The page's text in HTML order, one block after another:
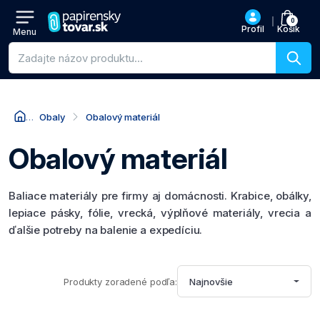
Menu Profil
0
Košík
Vyhľadávanie produktov
Obaly Obalový materiál
Obalový materiál
Baliace materiály pre firmy aj domácnosti. Krabice, obálky,
lepiace pásky, fólie, vrecká, výplňové materiály, vrecia a
ďalšie potreby na balenie a expedíciu.
Produkty zoradené podľa: Najnovšie